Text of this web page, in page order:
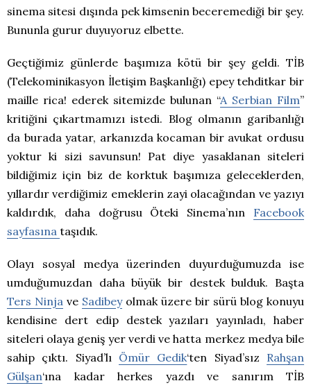
sinema sitesi dışında pek kimsenin beceremediği bir şey.
Bununla gurur duyuyoruz elbette.
Geçtiğimiz günlerde başımıza kötü bir şey geldi. TİB
(Telekominikasyon İletişim Başkanlığı) epey tehditkar bir
maille rica! ederek sitemizde bulunan “A Serbian Film”
kritiğini çıkartmamızı istedi. Blog olmanın garibanlığı
da burada yatar, arkanızda kocaman bir avukat ordusu
yoktur ki sizi savunsun! Pat diye yasaklanan siteleri
bildiğimiz için biz de korktuk başımıza geleceklerden,
yıllardır verdiğimiz emeklerin zayi olacağından ve yazıyı
kaldırdık, daha doğrusu Öteki Sinema’nın Facebook
sayfasına taşıdık.
Olayı sosyal medya üzerinden duyurduğumuzda ise
umduğumuzdan daha büyük bir destek bulduk. Başta
Ters Ninja ve Sadibeyolmak üzere bir sürü blog konuyu
kendisine dert edip destek yazıları yayınladı, haber
siteleri olaya geniş yer verdi ve hatta merkez medya bile
sahip çıktı. Siyad’lı Ömür Gedik‘ten Siyad’sız Rahşan
Gülşan‘ına kadar herkes yazdı ve sanırım TİB